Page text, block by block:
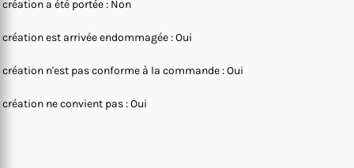
création a été portée : Non
création est arrivée endommagée : Oui
création n'est pas conforme à la commande : Oui
création ne convient pas : Oui